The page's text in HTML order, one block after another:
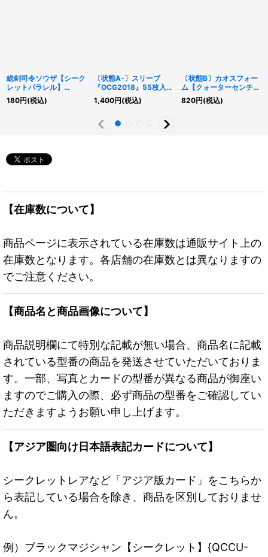
総剣司令ソウザ【シーク
レットパラレル】
{TW03-JP003}《シン
クロ》
180円(税込)
〔状態A-〕スリーブ
『OCG2018』55枚入り
【-】{-}《スリーブ》
1,400円(税込)
〔状態B〕カオスフォー
ム【クォーターセンチュ
リーシークレット】
{QCCP-JP196}《魔
820円(税込)
【在庫数について】
商品ページに表示されている在庫数は通販サイト上の
在庫数となります。各店舗の在庫数とは異なりますの
でご注意ください。
【商品名と商品画像について】
商品説明欄にて特別な記載が無い場合、商品名に記載
されている型番の商品を発送させていただいておりま
す。一部、写真とカードの型番が異なる商品が御座い
ますのでご購入の際、必ず商品の型番をご確認してい
ただきますようお願い申し上げます。
【アジア圏向け日本語表記カードについて】
シークレットレアなど「アジア版カード」をこちらか
ら表記している場合を除き、商品を区別しておりませ
ん。
例）ブラックマジシャン【シークレット】{QCCU-